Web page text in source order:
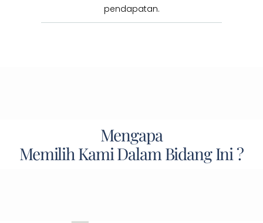
pendapatan.
Mengapa
Memilih Kami Dalam Bidang Ini ?